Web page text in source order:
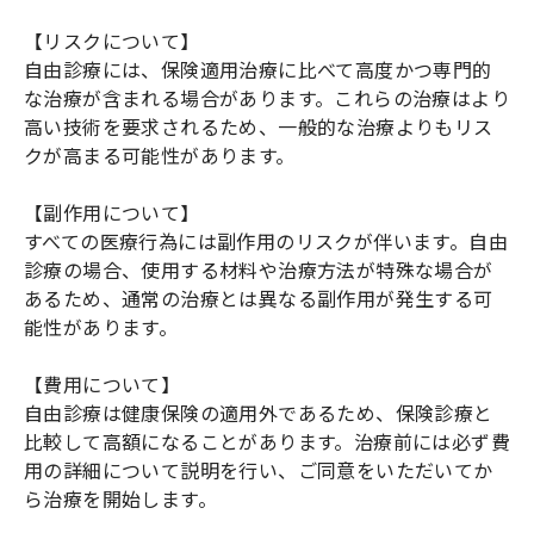
【リスクについて】
自由診療には、保険適用治療に比べて高度かつ専門的
な治療が含まれる場合があります。これらの治療はより
高い技術を要求されるため、一般的な治療よりもリス
クが高まる可能性があります。
【副作用について】
すべての医療行為には副作用のリスクが伴います。自由
診療の場合、使用する材料や治療方法が特殊な場合が
あるため、通常の治療とは異なる副作用が発生する可
能性があります。
【費用について】
自由診療は健康保険の適用外であるため、保険診療と
比較して高額になることがあります。治療前には必ず費
用の詳細について説明を行い、ご同意をいただいてか
ら治療を開始します。